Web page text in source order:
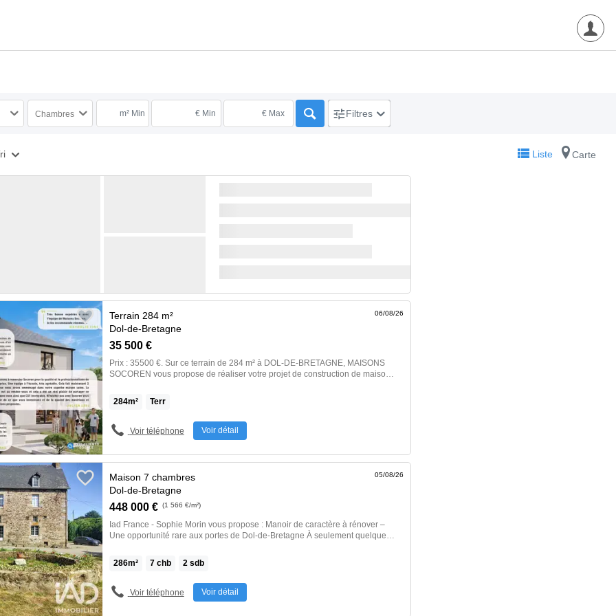
Chambres m² Min € Min € Max Filtres
Liste Carte
35 500 €
Terrain 284 m²
Dol-de-Bretagne
Prix : 35500 €. Sur ce terrain de 284 m² à DOL-DE-BRETAGNE, MAISONS
SOCOREN vous propose de réaliser votre projet de construction de maison
neuve avec toutes les prestations suivantes : - Plan sur-mesure et
personnalisé - Mode de chauffage au choix - Grands choix d`équipements et
Accompagnement dans le choix et l’acquisition du terrain - Construction
conforme à la nouvelle RE 2020 Demandez une étude gratuite et
Geoffroy PEGARD au O6 77 39 32 02 ou au O2 23 45 77 60 (Maisons
SOCOREN - Agence de Rennes). Terrain hors frais de notaires. Offre sous
l’annonce immobilière >>
284m² Terr
06/08/26
Voir téléphone Voir détail
448 000 € (1 566 €/m²)
Maison 7 chambres
Dol-de-Bretagne
Iad France - Sophie Morin vous propose : Manoir de caractère à rénover –
Une opportunité rare aux portes de Dol-de-Bretagne À seulement quelques
découvrez ce magnifique manoir de caractère offrant un fort potentiel de
rénovation. Édifiée sur un terrain arboré, cette demeure de charme séduira
conquis par son superbe escalier en pierre et sa charmante tourelle,
véritables témoins du caractère unique de la propriété. Le rez-de-chaussée
286m² 7chb 2sdb
05/08/26
Voir téléphone Voir détail